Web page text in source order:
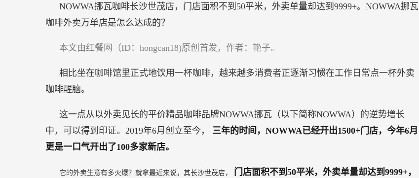
NOWWA挪瓦咖啡长沙世茂店，门店面积不到50平米，外卖单量却达到9999+。NOWWA挪瓦
咖啡外卖万单店是怎么达成的？
本文由红餐网（ID：hongcan18)原创首发，作者：艳子。
相比坐在咖啡馆里正式地饮用一杯咖啡，越来越多消费者正逐渐习惯在工作日常点一杯外卖
咖啡醒脑。
这一点从以外卖见长的平价精品咖啡品牌NOWWA挪瓦（以下简称NOWWA）的逆势增长
中，可以得到印证。2019年6月创立至今， 三年的时间，NOWWA已经开出1500+门店，今年6月
更是一口气开出了100多家新店。
它的外卖生意有多火爆？就拿最近来说，其长沙世茂店， 门店面积不到50平米，外卖单量却达到9999+，